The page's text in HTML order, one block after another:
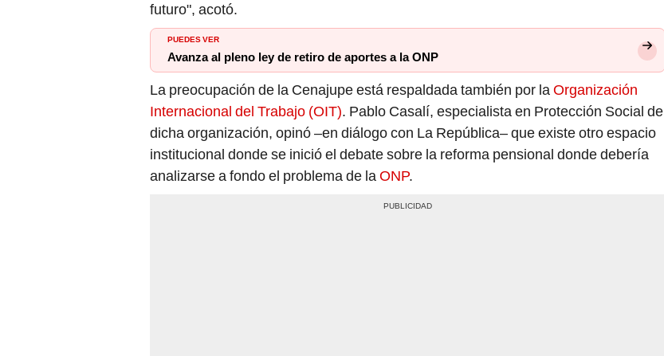
futuro", acotó.
PUEDES VER
Avanza al pleno ley de retiro de aportes a la ONP
La preocupación de la Cenajupe está respaldada también por laOrganización
Internacional del Trabajo (OIT). Pablo Casalí, especialista en Protección Social de
dicha organización, opinó –en diálogo con La República– que existe otro espacio
institucional donde se inició el debate sobre la reforma pensional donde debería
analizarse a fondo el problema de laONP.